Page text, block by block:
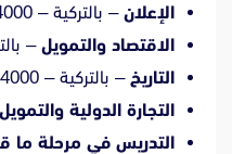
الإعلان – بالتركية – 4000$
الاقتصاد والتمويل –
التاريخ – بالتركية – 4000$
التجارة الدولية والتمويل
التدريس في مرحلة ما